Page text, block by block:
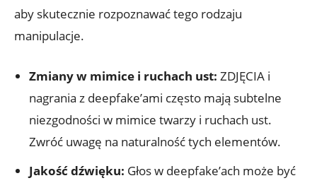
aby ⁢skutecznie ​rozpoznawać tego ​rodzaju
manipulacje.
Zmiany w⁤ mimice i ruchach ust: ZDJĘCIA i
nagrania z deepfake’ami często mają‌ subtelne
niezgodności⁢ w‍ mimice twarzy​ i⁤ ruchach ust.
Zwróć uwagę na ⁤naturalność tych elementów.
Jakość dźwięku: Głos w deepfake’ach może⁣ być⁢